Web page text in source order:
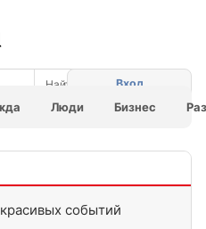
Люди Бизнес
Вход
событий